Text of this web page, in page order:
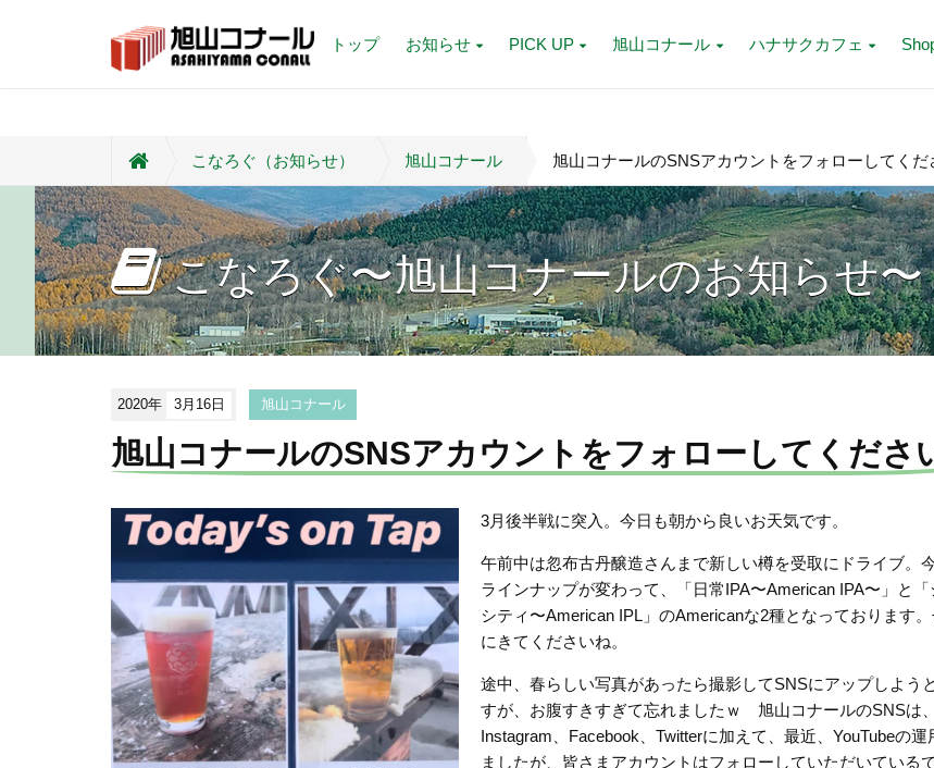
トップ お知らせ PICK UP 旭山コナール ハナサクカフェ
こなろぐ（お知らせ） 旭山コナール 旭山コナールのSNSアカウントをフォローしてくだ
こなろぐ〜旭山コナールのお知らせ〜
2020年 3月16日 旭山コナール
旭山コナールのSNSアカウントをフォローしてくださ
3月後半戦に突入。今日も朝から良いお天気です。
午前中は忽布古丹醸造さんまで新しい樽を受取にドライブ。
ラインナップが変わって、「日常IPA〜American IPA〜」と
シティ〜American IPL」のAmericanな2種となっております
にきてくださいね。
途中、春らしい写真があったら撮影してSNSにアップしよう
すが、お腹すきすぎて忘れましたｗ 旭山コナールのSNSは、
Instagram、Facebook、Twitterに加えて、最近、YouTubeの運
ましたが、皆さまアカウントはフォローしていただいている